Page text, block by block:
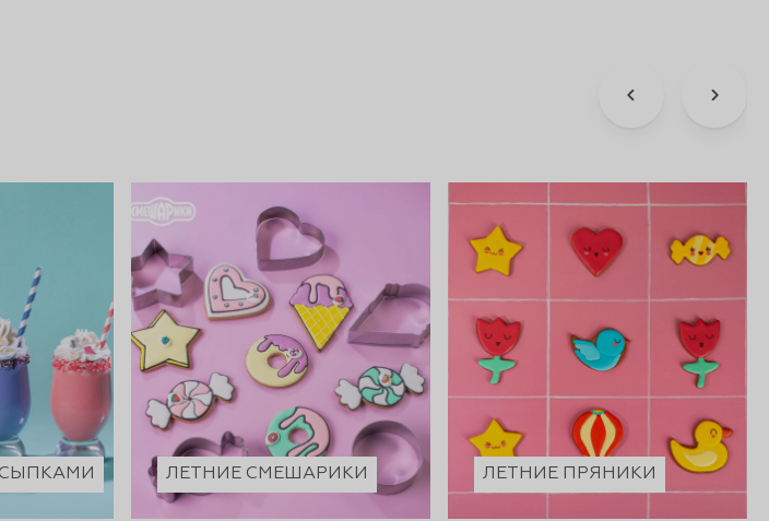
ЛЕТНИЕ СМЕШАРИКИ ЛЕТНИЕ ПРЯНИКИ